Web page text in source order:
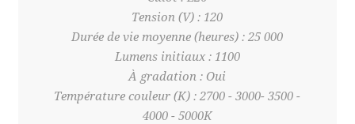
Tension (V) : 120
Durée de vie moyenne (heures) : 25 000
Lumens initiaux : 1100
À gradation : Oui
Température couleur (K) : 2700 - 3000- 3500 -
4000 - 5000K